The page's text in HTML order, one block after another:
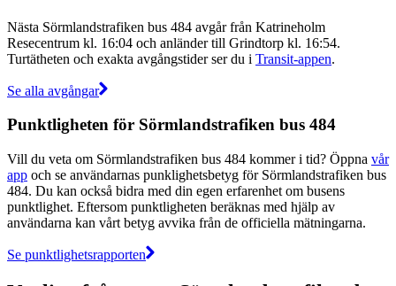
Nästa Sörmlandstrafiken bus 484 avgår från Katrineholm
Resecentrum kl. 16:04 och anländer till Grindtorp kl. 16:54.
Turtätheten och exakta avgångstider ser du i Transit-appen.
Se alla avgångar
Punktligheten för Sörmlandstrafiken bus 484
Vill du veta om Sörmlandstrafiken bus 484 kommer i tid? Öppna vår
app och se användarnas punklighetsbetyg för Sörmlandstrafiken bus
484. Du kan också bidra med din egen erfarenhet om busens
punktlighet. Eftersom punktligheten beräknas med hjälp av
användarna kan vårt betyg avvika från de officiella mätningarna.
Se punktlighetsrapporten